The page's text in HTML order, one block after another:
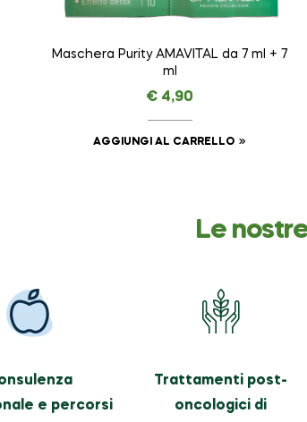
Maschera Purity AMAVITAL da 7 ml + 7
ml
€ 4,90
AGGIUNGI AL CARRELLO
Le
e percorsi
Trattamenti post-
oncologici di